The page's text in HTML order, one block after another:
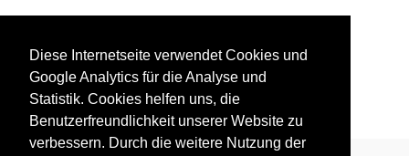
Diese Internetseite verwendet Cookies und
Google Analytics für die Analyse und
Statistik. Cookies helfen uns, die
Benutzerfreundlichkeit unserer Website zu
verbessern. Durch die weitere Nutzung der